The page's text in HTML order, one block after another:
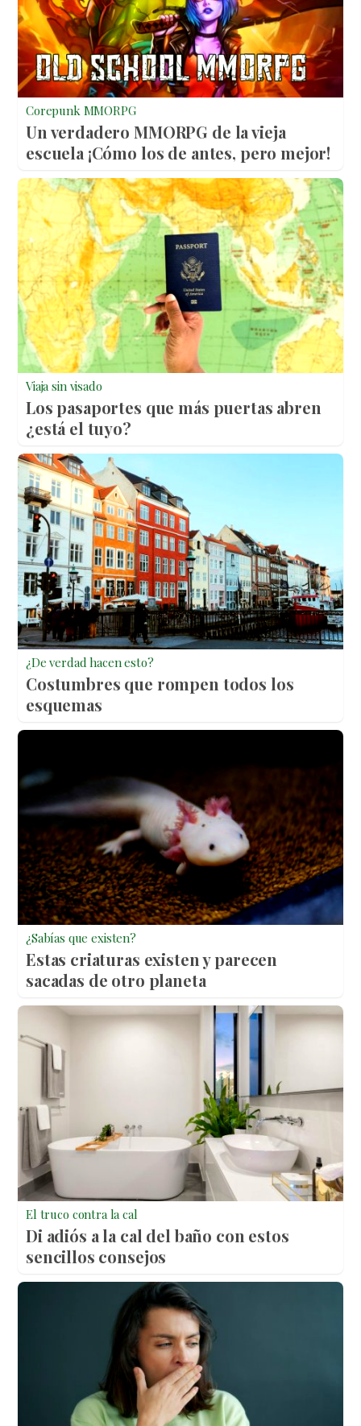
Corepunk MMORPG
Un verdadero MMORPG de la vieja
escuela ¡Cómo los de antes, pero mejor!
Viaja sin visado
Los pasaportes que más puertas abren
¿está el tuyo?
¿De verdad hacen esto?
Costumbres que rompen todos los
esquemas
¿Sabías que existen?
Estas criaturas existen y parecen
sacadas de otro planeta
El truco contra la cal
Di adiós a la cal del baño con estos
sencillos consejos